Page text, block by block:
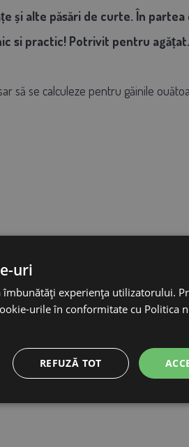
și alte păsări de curte. În
si practic! Potrivit pentru agățat.
să se calculeze pentru găinile
uri
experiența utilizatorului.
urile în conformitate cu Politica
REFUZĂ TOT